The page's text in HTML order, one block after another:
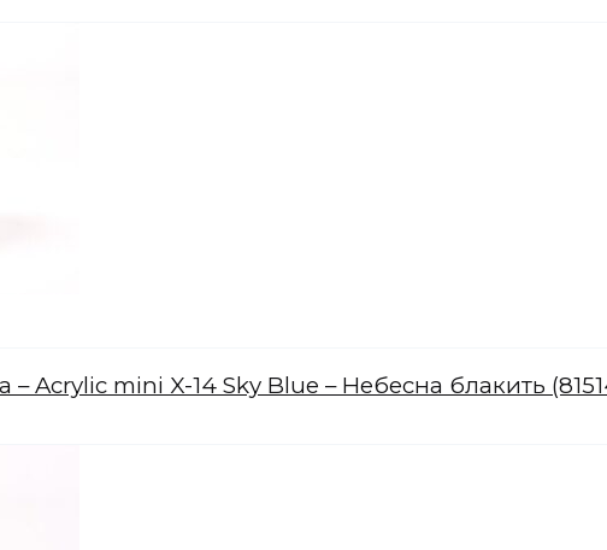
Acrylic mini X-14 Sky Blue – Небесна блакить